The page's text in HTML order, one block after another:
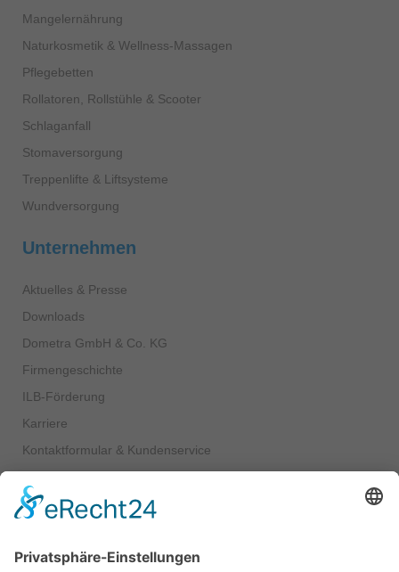
Mangelernährung
Naturkosmetik & Wellness-Massagen
Pflegebetten
Rollatoren, Rollstühle & Scooter
Schlaganfall
Stomaversorgung
Treppenlifte & Liftsysteme
Wundversorgung
Unternehmen
Aktuelles & Presse
Downloads
Dometra GmbH & Co. KG
Firmengeschichte
ILB-Förderung
Karriere
Kontaktformular & Kundenservice
SANIDA Handelsmarke
Unternehmensleitbild